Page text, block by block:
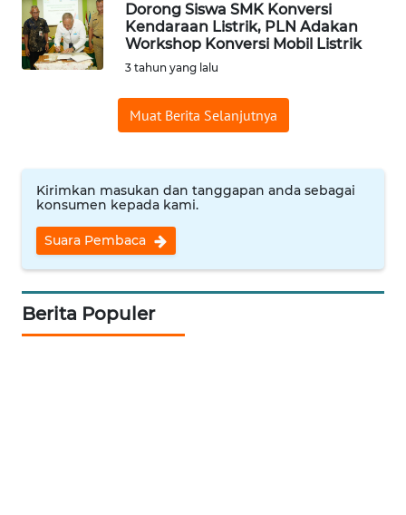
Dorong Siswa SMK Konversi
Kendaraan Listrik, PLN Adakan
Workshop Konversi Mobil Listrik
3 tahun yang lalu
Muat Berita Selanjutnya
Kirimkan masukan dan tanggapan anda sebagai
konsumen kepada kami.
Suara Pembaca
Berita Populer
WN
BINJAI
WN
KUNINGAN
MAJALENGKA